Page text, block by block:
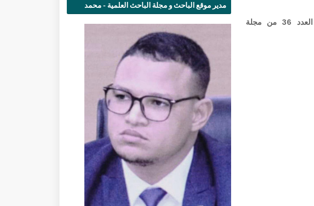
تاريخ إمارة بني مدرار بمركزية مورية سجلماسة الدكتور عبد الخالق كلاب - العدد 36 من مجلة
مدير موقع الباحث و مجلة الباحث العلمية - محمد